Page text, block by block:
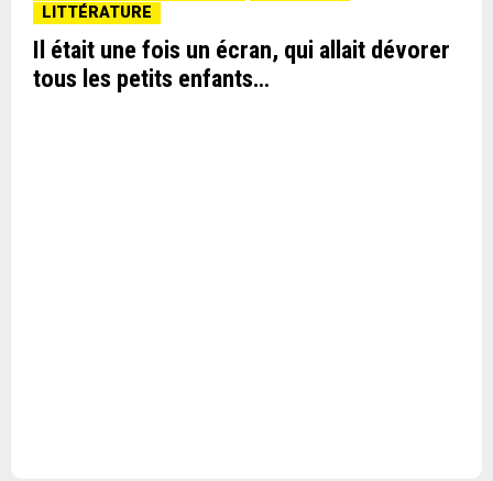
LITTÉRATURE
Il était une fois un écran, qui allait dévorer
tous les petits enfants…